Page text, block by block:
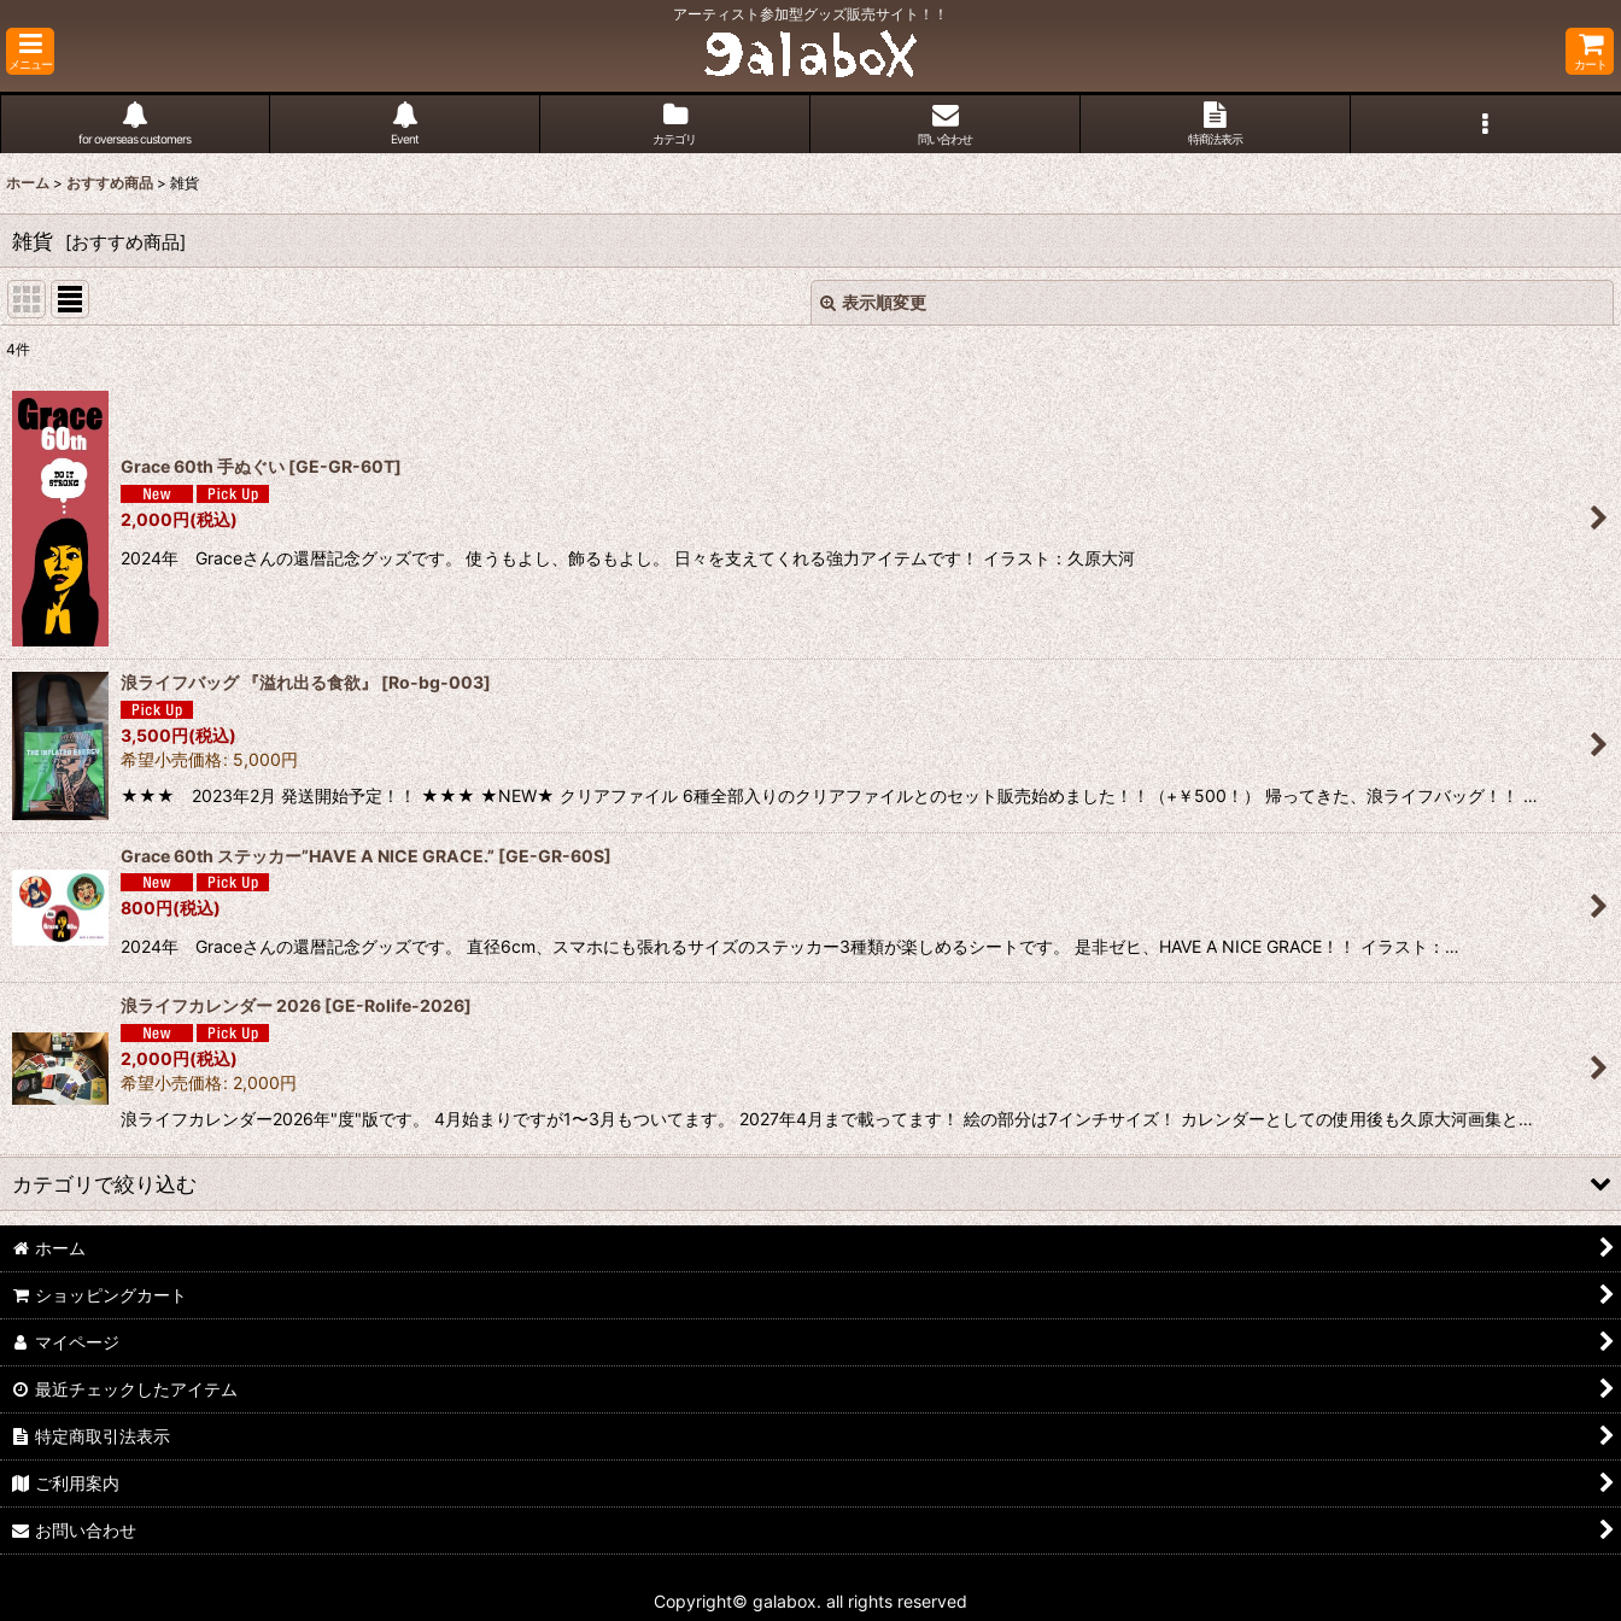
アーティスト参加型グッズ販売サイト！！
メニュー カート
for overseas customers Event カテゴリ 問い合わせ 特商法表示
ホーム > おすすめ商品 > 雑貨
雑貨 [おすすめ商品]
表示順変更
サブカテゴリ:
表示数:
並び順
絞り込む
閉じる
4件
Grace 60th 手ぬぐい [GE-GR-60T]
2,000円(税込)
2024年 Graceさんの還暦記念グッズです。 使うもよし、飾るもよし。 日々を支えてくれる強力アイテムです！ イラスト：久原大河
浪ライフバッグ 『溢れ出る食欲』[Ro-bg-003]
3,500円(税込)
希望小売価格: 5,000円
★★★ 2023年2月 発送開始予定！！ ★★★ ★NEW★ クリアファイル 6種全部入りのクリアファイルとのセット販売始めました！！（+￥500！） 帰ってきた、浪ライフバッグ！！ …
Grace 60th ステッカー”HAVE A NICE GRACE.”[GE-GR-60S]
800円(税込)
2024年 Graceさんの還暦記念グッズです。 直径6cm、スマホにも張れるサイズのステッカー3種類が楽しめるシートです。 是非ゼヒ、HAVE A NICE GRACE！！ イラスト：…
浪ライフカレンダー 2026[GE-Rolife-2026]
2,000円(税込)
希望小売価格: 2,000円
浪ライフカレンダー2026年"度"版です。 4月始まりですが1〜3月もついてます。 2027年4月まで載ってます！ 絵の部分は7インチサイズ！ カレンダーとしての使用後も久原大河画集と…
カテゴリで絞り込む
バッヂ
手拭い
ポスト・カード
バッグ
ステッカー
ホーム
ショッピングカート
マイページ
最近チェックしたアイテム
特定商取引法表示
ご利用案内
お問い合わせ
Copyright© galabox. all rights reserved